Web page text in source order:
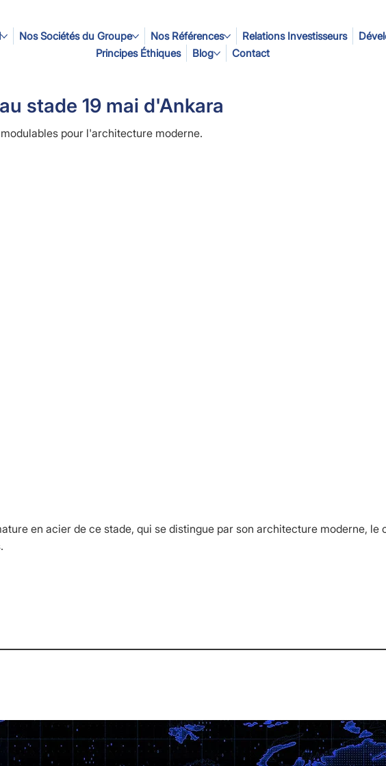
Nos Sociétés du Groupe Nos Références Relations Investisseurs
Principes Éthiques
Blog Contact
stade 19 mai d'Ankara
pour l'architecture moderne.
en acier de ce stade, qui se distingue par son architecture moderne, le